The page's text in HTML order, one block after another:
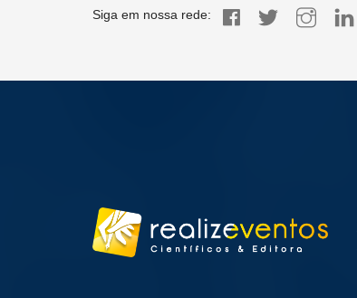
Siga em nossa rede: